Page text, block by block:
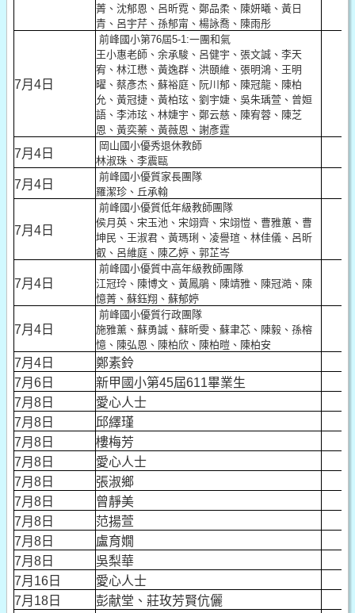
菁、沈郁恩、呂昕霓、鄭品柔、陳妍曦、黃日
青、呂宇芹、孫郁甯、楊詠喬、陳雨彤
7月4日
前峰國小第76屆5-1:一團和氣
王小惠老師、余承駿、呂健宇、張文誠、李天
宥、林江懋、黃逸群、洪頤維、張明鴻、王明
曜、蔡彥杰、蘇裕庭、阮川郁、陳冠龍、陳柏
允、黃冠捷、黃柏玹、劉宇婕、吳朱瑀萱、曾姮
語、李沛玹、林婕宇、鄭云慈、陳宥蓉、陳芝
恩、黃奕蓁、黃薇恩、謝彥霆
7月4日
岡山國小優秀退休教師
林淑珠、李震甌
7月4日
前峰國小優質家長團隊
羅潔珍、丘承翰
7月4日
前峰國小優質低年級教師團隊
侯月英、宋玉池、宋翊齊、宋翊愷、曹雅蕙、曹
坤民、王淑君、黃瑪琍、凌譽瑄、林佳儀、呂昕
叡、呂維庭、陳乙婷、郭芷岑
7月4日
前峰國小優質中高年級教師團隊
江冠玲、陳博文、黃鳳鵑、陳靖雅、陳冠澔、陳
憶菁、蘇鈺翔、蘇郁婷
7月4日
前峰國小優質行政團隊
施雅薰、蘇勇誠、蘇昕雯、蘇聿芯、陳毅、孫榕
憶、陳弘恩、陳柏欣、陳柏暟、陳柏安
7月4日
鄭素鈴
7月6日
新甲國小第45屆611畢業生
7月8日
愛心人士
7月8日
邱繹瑾
7月8日
樓梅芳
7月8日
愛心人士
7月8日
張淑鄉
7月8日
曾靜美
7月8日
范揚萱
7月8日
盧育嫺
7月8日
吳梨華
7月16日
愛心人士
7月18日
彭献堂、莊玫芳賢伉儷